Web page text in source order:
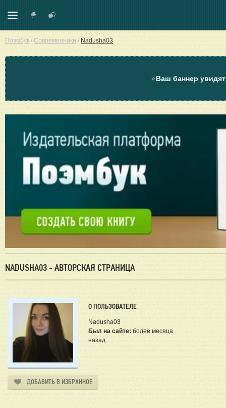
Поэмбук / Современники / Nadusha03
⭐Ваш баннер
NADUSHA03 - АВТОРСКАЯ СТРАНИЦА
О ПОЛЬЗОВАТЕЛЕ
Nadusha03
Был на сайте: более месяца
назад.
ДОБАВИТЬ В ИЗБРАННОЕ